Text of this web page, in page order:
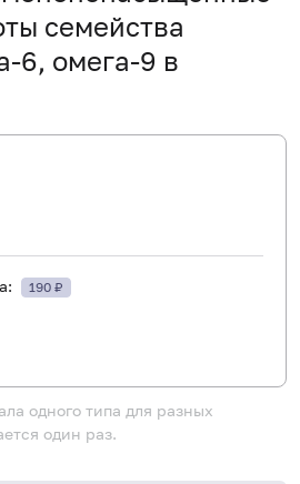
семейства
6, омега-9 в
190 ₽
одного типа для разных
один раз.